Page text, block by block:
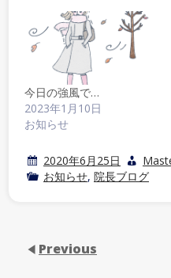
今日の強風で…
2023年1月10日
お知らせ
2020年6月25日
お知らせ, 院長ブログ
Previous